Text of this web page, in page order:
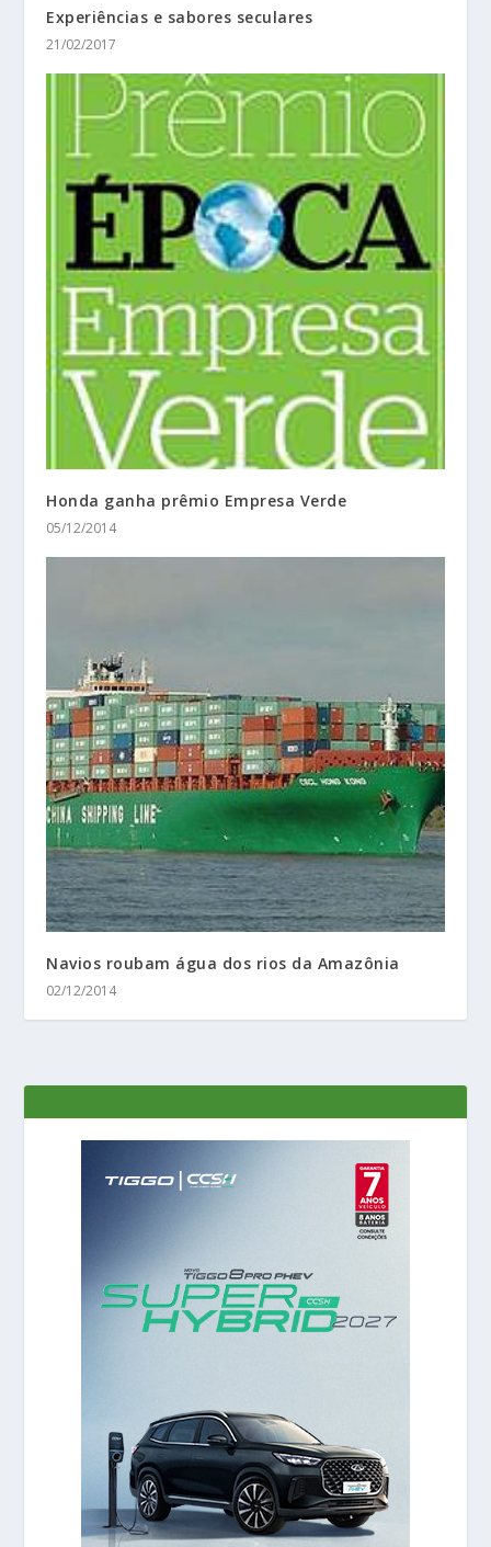
Experiências e sabores seculares
21/02/2017
Honda ganha prêmio Empresa Verde
05/12/2014
Navios roubam água dos rios da Amazônia
02/12/2014